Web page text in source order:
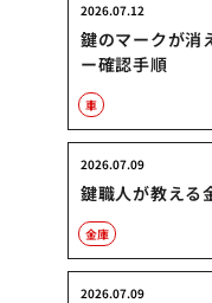
鍵のマークが消
ー確認手順
2026.07.12
車
鍵職人が教える
2026.07.09
金庫
2026.07.09